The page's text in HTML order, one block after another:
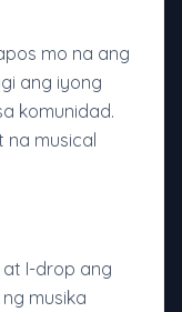
mo na ang
ang iyong
komunidad.
na musical
I-drop ang
musika